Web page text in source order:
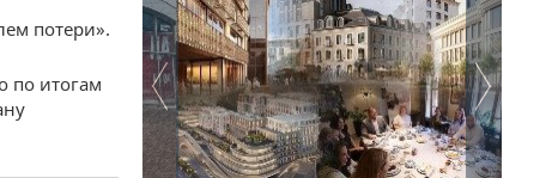
потери».
по итогам